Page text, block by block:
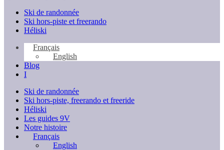
Ski de randonnée
Ski hors-piste et freerando
Héliski
Français
English
Blog
I
Ski de randonnée
Ski hors-piste, freerando et freeride
Héliski
Les guides 9V
Notre histoire
Français
English